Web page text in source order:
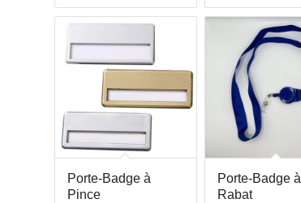
Porte-Badge à
Pince
Porte-Badge à
Rabat